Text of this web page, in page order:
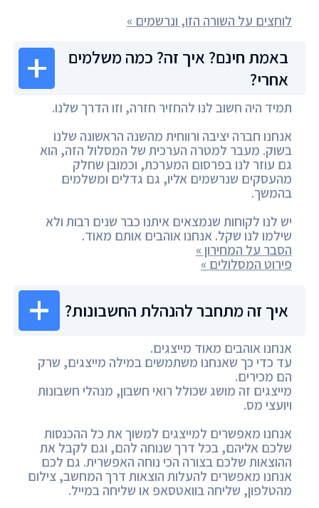
לוחצים על השורה הזו, ונרשמים »
באמת חינם? איך זה? כמה משלמים
אחרי?
תמיד היה חשוב לנו להחזיר חזרה, וזו הדרך שלנו.
אנחנו חברה יציבה ורווחית מהשנה הראשונה שלנו
בשוק. מעבר למטרה הערכית של המסלול הזה, הוא
גם עוזר לנו בפרסום המערכת, וכמובן שחלק
מהעסקים שנרשמים אליו, גם גדלים ומשלמים
בהמשך.
יש לנו לקוחות שנמצאים איתנו כבר שנים רבות ולא
שילמו לנו שקל. אנחנו אוהבים אותם מאוד.
הסבר על המחירון »
פירוט המסלולים »
איך זה מתחבר להנהלת החשבונות?
אנחנו אוהבים מאוד מייצגים.
עד כדי כך שאנחנו משתמשים במילה מייצגים, שרק
הם מכירים.
מייצגים זה מושג שכולל רואי חשבון, מנהלי חשבונות
ויועצי מס.
אנחנו מאפשרים למייצגים למשוך את כל ההכנסות
שלכם אליהם, בכל דרך שנוחה להם, וגם לקבל את
ההוצאות שלכם בצורה הכי נוחה האפשרית. גם לכם
אנחנו מאפשרים להעלות הוצאות דרך המחשב, צילום
מהטלפון, שליחה בוואטסאפ או שליחה במייל.